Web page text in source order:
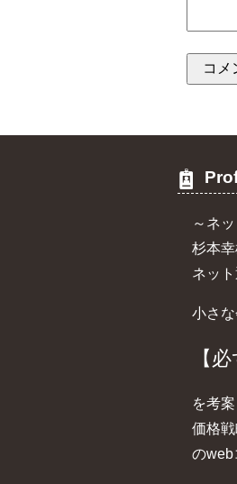
～ネ
杉本
ネッ
小さ
【
を考
価格
のweb